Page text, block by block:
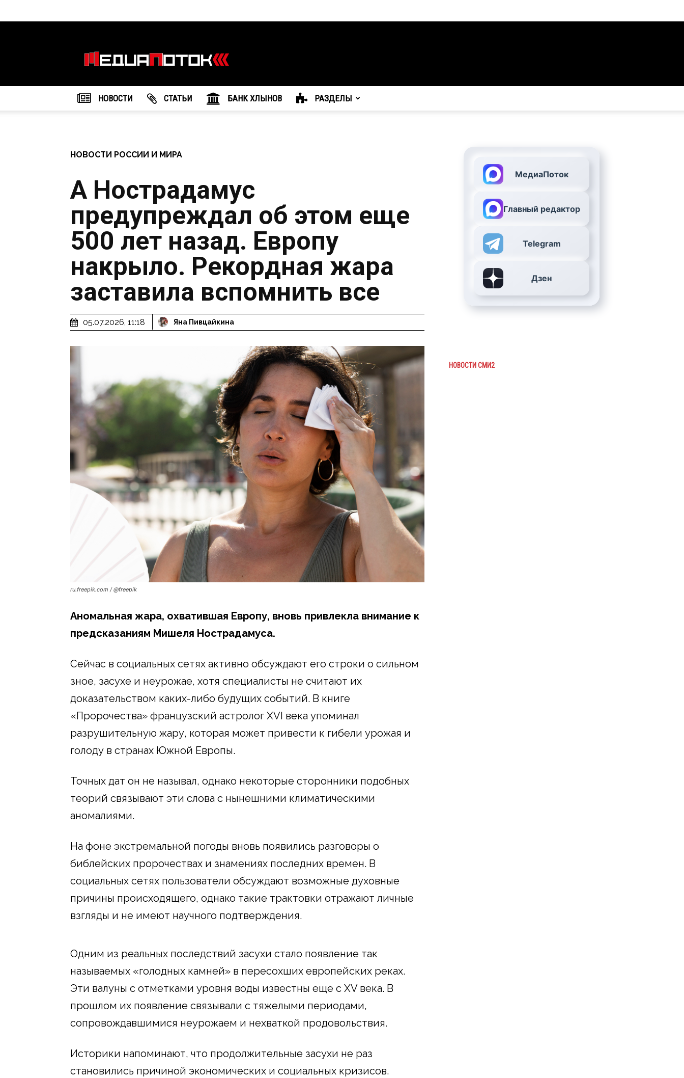
агентство
"МедиаПоток"
НОВОСТИ CТАТЬИ БАНК ХЛЫНОВ РАЗДЕЛЫ
НОВОСТИ РОССИИ И МИРА
А Нострадамус
предупреждал об этом еще
500 лет назад. Европу
накрыло. Рекордная жара
заставила вспомнить все
05.07.2026, 11:18 Яна Пивцайкина
ru.freepik.com / @freepik
Аномальная жара, охватившая Европу, вновь привлекла внимание к
предсказаниям Мишеля Нострадамуса.
Сейчас в социальных сетях активно обсуждают его строки о сильном
зное, засухе и неурожае, хотя специалисты не считают их
доказательством каких-либо будущих событий. В книге
«Пророчества» французский астролог XVI века упоминал
разрушительную жару, которая может привести к гибели урожая и
голоду в странах Южной Европы.
Точных дат он не называл, однако некоторые сторонники подобных
теорий связывают эти слова с нынешними климатическими
аномалиями.
На фоне экстремальной погоды вновь появились разговоры о
библейских пророчествах и знамениях последних времен. В
социальных сетях пользователи обсуждают возможные духовные
причины происходящего, однако такие трактовки отражают личные
взгляды и не имеют научного подтверждения.
Одним из реальных последствий засухи стало появление так
называемых «голодных камней» в пересохших европейских реках.
Эти валуны с отметками уровня воды известны еще с XV века. В
прошлом их появление связывали с тяжелыми периодами,
сопровождавшимися неурожаем и нехваткой продовольствия.
Историки напоминают, что продолжительные засухи не раз
становились причиной экономических и социальных кризисов.
МедиаПоток
Главный редактор
Telegram
Дзен
НОВОСТИ СМИ2